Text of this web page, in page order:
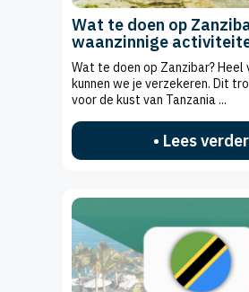
Wat te doen op
waanzinnige
Wat te doen op Zanzibar? Heel
kunnen we je verzekeren. Dit
voor de kust van Tanzania ...
• Lees verder